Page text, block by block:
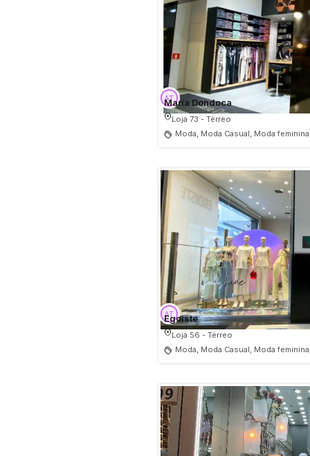
Maria Dondoca
Loja 73 - Térreo
Moda, Moda Casual, Moda
Egoiste
Loja 56 - Térreo
Moda, Moda Casual, Moda